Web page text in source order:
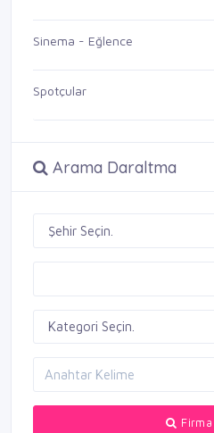
Sinema - Eğlence
Spotçular
Arama Daraltma